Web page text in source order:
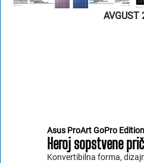
AVGUST
Asus ProArt GoPro
Heroj sopstvene
Konvertibilna forma,